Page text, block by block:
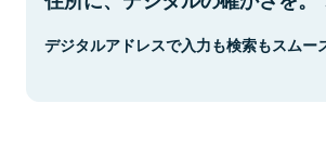
デジタルアドレスで入力も検索もスムー